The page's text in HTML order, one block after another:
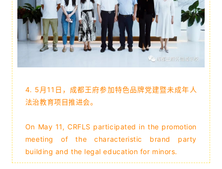
4. 5月11日，成都王府参加特色品牌党建暨未成年人
法治教育项目推进会。
On May 11, CRFLS participated in the promotion
meeting of the characteristic brand party
building and the legal education for minors.